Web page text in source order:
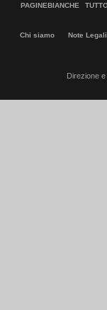
PAGINEBIANCHE
Chi siamo Note Legali
Direzione